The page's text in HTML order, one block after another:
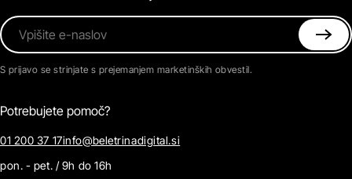
Vpišite e-naslov
S prijavo se strinjate s prejemanjem marketinških obvestil.
Potrebujete pomoč?
01 200 37 17info@beletrinadigital.si
pon. - pet. / 9h do 16h